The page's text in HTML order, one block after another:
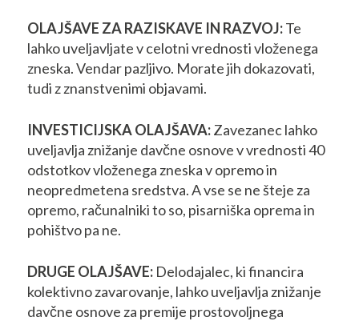
OLAJŠAVE ZA RAZISKAVE IN RAZVOJ:Te
lahko uveljavljate v celotni vrednosti vloženega
zneska. Vendar pazljivo. Morate jih dokazovati,
tudi z znanstvenimi objavami.
INVESTICIJSKA OLAJŠAVA:Zavezanec lahko
uveljavlja znižanje davčne osnove v vrednosti 40
odstotkov vloženega zneska v opremo in
neopredmetena sredstva. A vse se ne šteje za
opremo, računalniki to so, pisarniška oprema in
pohištvo pa ne.
DRUGE OLAJŠAVE: Delodajalec, ki financira
kolektivno zavarovanje, lahko uveljavlja znižanje
davčne osnove za premije prostovoljnega